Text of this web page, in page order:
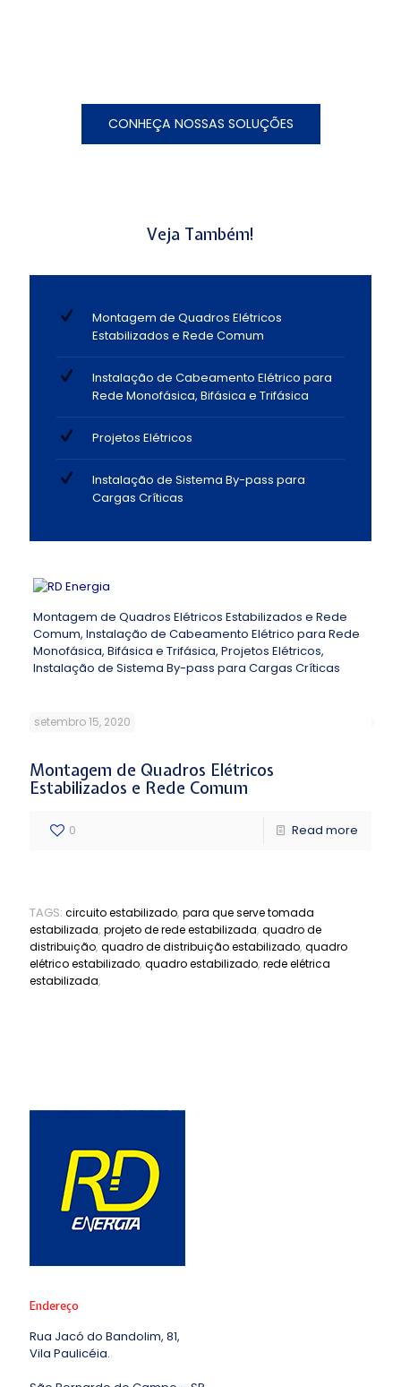
CONHEÇA NOSSAS SOLUÇÕES
Veja Também!
Montagem de Quadros Elétricos
Estabilizados e Rede Comum
Instalação de Cabeamento Elétrico para
Rede Monofásica, Bifásica e Trifásica
Projetos Elétricos
Instalação de Sistema By-pass para
Cargas Críticas
Montagem de Quadros Elétricos Estabilizados e Rede
Comum, Instalação de Cabeamento Elétrico para Rede
Monofásica, Bifásica e Trifásica, Projetos Elétricos,
Instalação de Sistema By-pass para Cargas Críticas
setembro 15, 2020
Montagem de Quadros Elétricos
Estabilizados e Rede Comum
0 Read more
TAGS: circuito estabilizado, para que serve tomada
estabilizada, projeto de rede estabilizada, quadro de
distribuição, quadro de distribuição estabilizado, quadro
elétrico estabilizado, quadro estabilizado, rede elétrica
estabilizada,
Endereço
Rua Jacó do Bandolim, 81,
Vila Paulicéia.